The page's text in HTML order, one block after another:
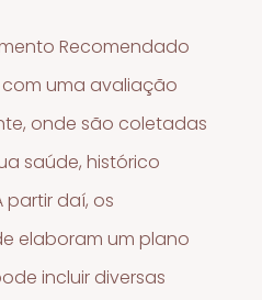
Recomendado
uma avaliação
onde são coletadas
saúde, histórico
partir daí, os
elaboram um plano
incluir diversas